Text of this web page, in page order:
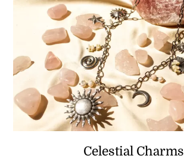
Celestial Charms